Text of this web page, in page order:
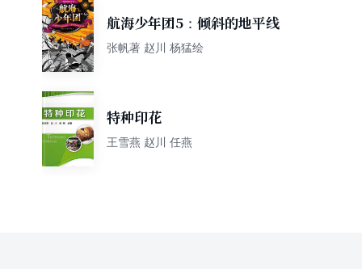
航海少年团5：倾斜的地平线
张帆著 赵川 杨猛绘
特种印花
王雪燕 赵川 任燕